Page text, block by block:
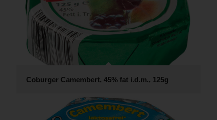
Coburger Camembert, 45% fat i.d.m., 125g